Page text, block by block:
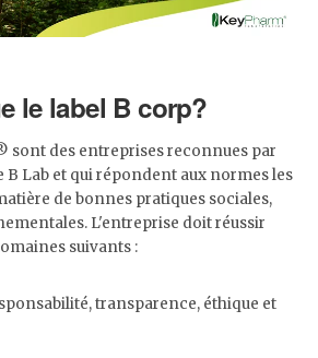
le label B corp?
sont des entreprises reconnues par
Lab et qui répondent aux normes les
de bonnes pratiques sociales,
L'entreprise doit réussir
suivants :
transparence, éthique et